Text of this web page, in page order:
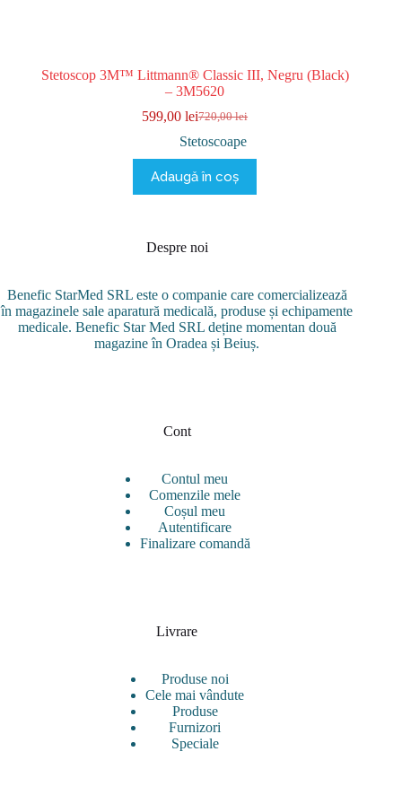
Stetoscop 3M™ Littmann® Classic III, Negru (Black)
– 3M5620
720,00lei
Prețul
inițial
a
fost:
720,00 lei.
599,00leiPrețul
curent
este:
599,00 lei.
Stetoscoape
Adaugă în coș
Despre noi
Benefic StarMed SRL este o companie care comercializează
în magazinele sale aparatură medicală, produse și echipamente
medicale. Benefic Star Med SRL deține momentan două
magazine în Oradea și Beiuș.
Cont
Contul meu
Comenzile mele
Coșul meu
Autentificare
Finalizare comandă
Livrare
Produse noi
Cele mai vândute
Produse
Furnizori
Speciale